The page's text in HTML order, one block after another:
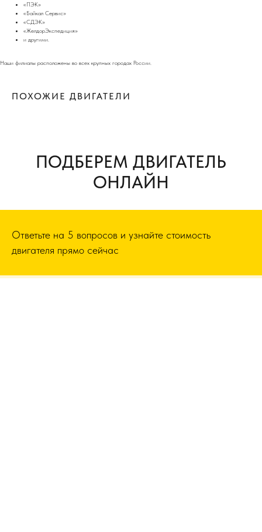
«ПЭК»
«Байкал Сервис»
«СДЭК»
«ЖелдорЭкспедиция»
и другими.
Наши филиалы расположены во всех крупных городах России.
ПОХОЖИЕ ДВИГАТЕЛИ
ПОДБЕРЕМ ДВИГАТЕЛЬ
ОНЛАЙН
Ответьте на 5 вопросов и узнайте стоимость
двигателя прямо сейчас